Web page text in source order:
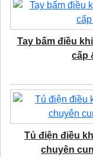
Tay bấm điều
cấp
Tủ điện điều
chuyên